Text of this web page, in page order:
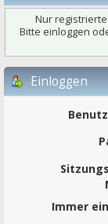
Nur
Bitte einloggen
Einloggen
Immer